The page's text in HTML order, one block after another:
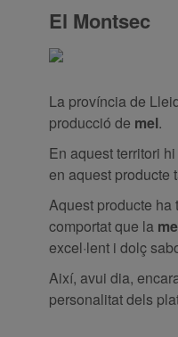
El Montsec
La província de
producció de mel.
En aquest territori
en aquest producte
Aquest producte
comportat que la
excel·lent i dolç
Així, avui dia,
personalitat dels